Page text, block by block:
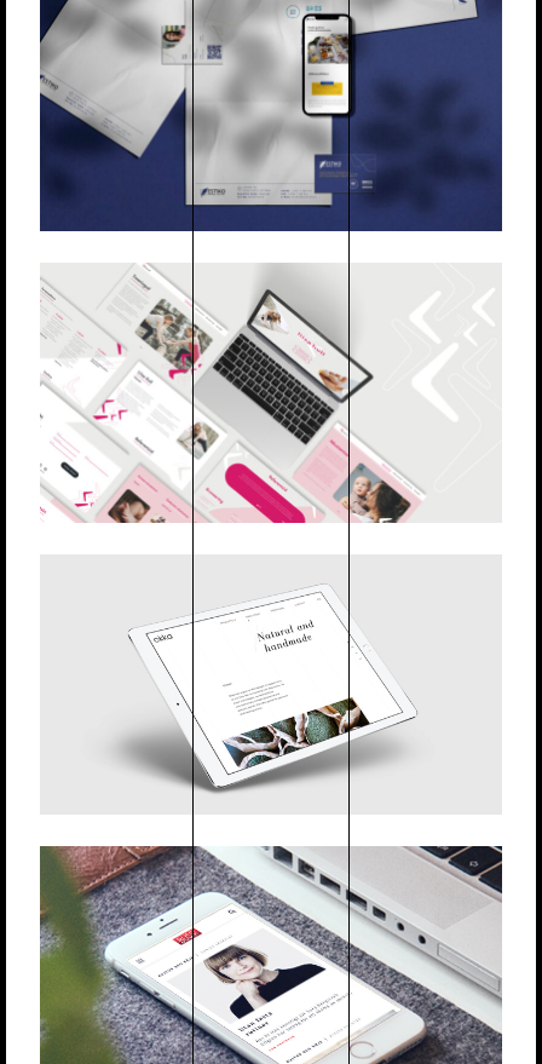
ESTIKO PLASTAR
Produktsioon
Veebilehed
Digiturundus
LIISA KULL Veebilehed